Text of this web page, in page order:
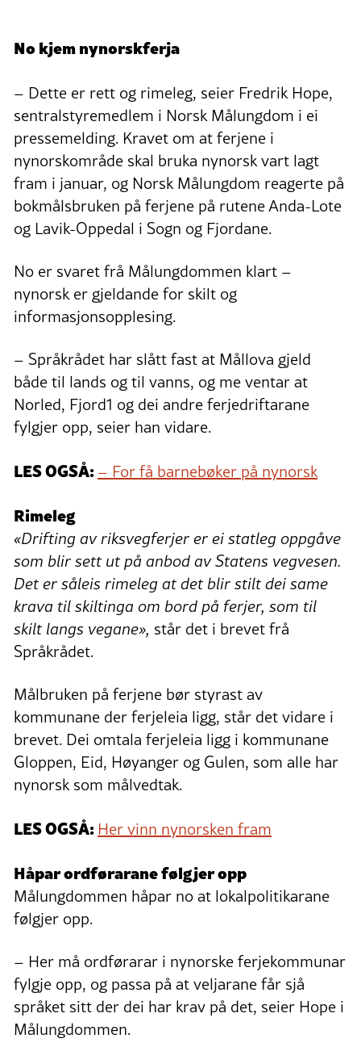
No kjem nynorskferja
– Dette er rett og rimeleg, seier Fredrik Hope,
sentralstyremedlem i Norsk Målungdom i ei
pressemelding. Kravet om at ferjene i
nynorskområde skal bruka nynorsk vart lagt
fram i januar, og Norsk Målungdom reagerte på
bokmålsbruken på ferjene på rutene Anda-Lote
og Lavik-Oppedal i Sogn og Fjordane.
No er svaret frå Målungdommen klart –
nynorsk er gjeldande for skilt og
informasjonsopplesing.
– Språkrådet har slått fast at Mållova gjeld
både til lands og til vanns, og me ventar at
Norled, Fjord1 og dei andre ferjedriftarane
fylgjer opp, seier han vidare.
LES OGSÅ:– For få barnebøker på nynorsk
Rimeleg
«Drifting av riksvegferjer er ei statleg oppgåve
som blir sett ut på anbod av Statens vegvesen.
Det er såleis rimeleg at det blir stilt dei same
krava til skiltinga om bord på ferjer, som til
skilt langs vegane», står det i brevet frå
Språkrådet.
Målbruken på ferjene bør styrast av
kommunane der ferjeleia ligg, står det vidare i
brevet. Dei omtala ferjeleia ligg i kommunane
Gloppen, Eid, Høyanger og Gulen, som alle har
nynorsk som målvedtak.
LES OGSÅ: Her vinn nynorsken fram
Håpar ordførarane følgjer opp
Målungdommen håpar no at lokalpolitikarane
følgjer opp.
– Her må ordførarar i nynorske ferjekommunar
fylgje opp, og passa på at veljarane får sjå
språket sitt der dei har krav på det, seier Hope i
Målungdommen.